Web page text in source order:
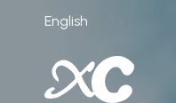
English